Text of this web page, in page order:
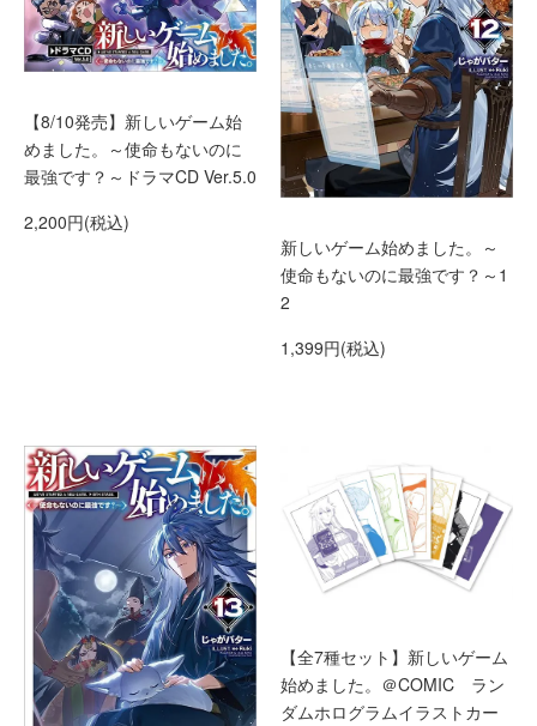
【8/10発売】新しいゲーム始
めました。～使命もないのに
最強です？～ドラマCD Ver.5.0
2,200円(税込)
新しいゲーム始めました。～
使命もないのに最強です？～1
2
1,399円(税込)
【全7種セット】新しいゲーム
始めました。＠COMIC ラン
ダムホログラムイラストカー